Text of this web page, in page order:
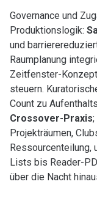
Governance und
Produktionslogik:
und
Raumplanung
Zeitfenster-
steuern.
Count zu
Crossover-Praxis
Projekträumen,
Ressourcenteilung,
Lists bis Reader-
über die Nacht